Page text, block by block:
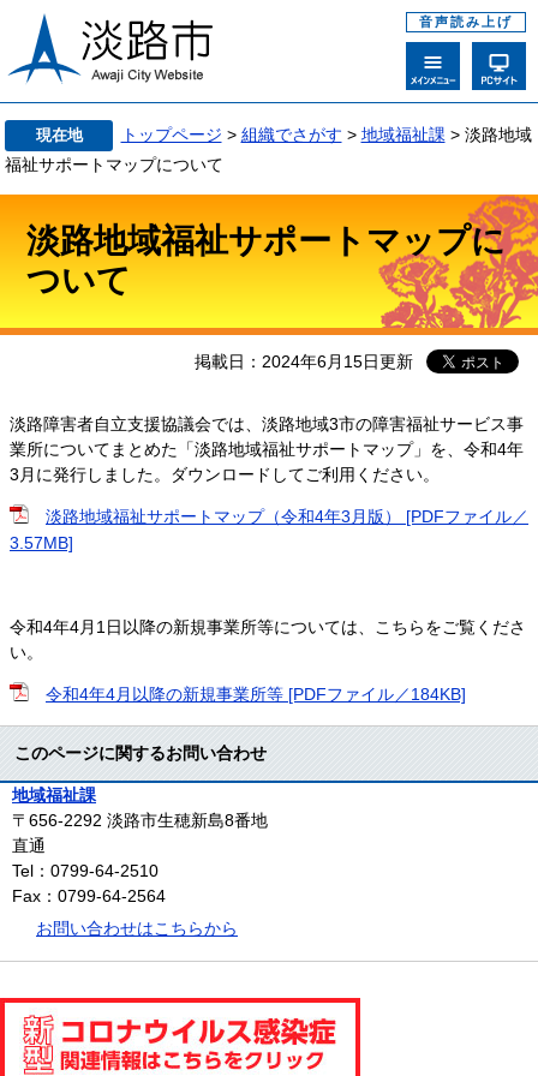
音声読み上げ
現在地 トップページ > 組織でさがす > 地域福祉課 > 淡路地域
福祉サポートマップについて
淡路地域福祉サポートマップに
ついて
掲載日：2024年6月15日更新
淡路障害者自立支援協議会では、淡路地域3市の障害福祉サービス事
業所についてまとめた「淡路地域福祉サポートマップ」を、令和4年
3月に発行しました。ダウンロードしてご利用ください。
淡路地域福祉サポートマップ（令和4年3月版） [PDFファイル／
3.57MB]
令和4年4月1日以降の新規事業所等については、こちらをご覧くださ
い。
令和4年4月以降の新規事業所等 [PDFファイル／184KB]
このページに関するお問い合わせ
地域福祉課
〒656-2292 淡路市生穂新島8番地
直通
Tel：0799-64-2510
Fax：0799-64-2564
お問い合わせはこちらから